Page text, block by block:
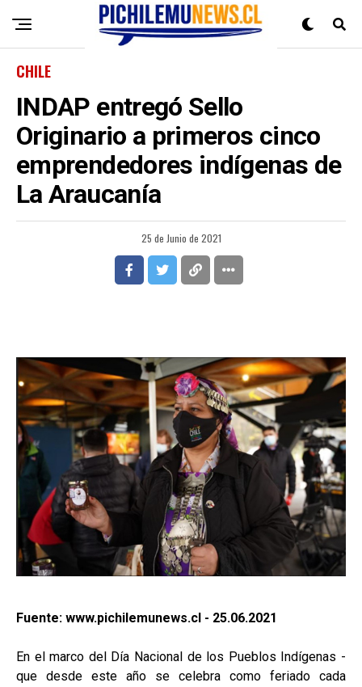
CHILE
INDAP entregó Sello
Originario a primeros cinco
emprendedores indígenas de
La Araucanía
25 de Junio de 2021
Fuente: www.pichilemunews.cl - 25.06.2021
En el marco del Día Nacional de los Pueblos Indígenas -
que desde este año se celebra como feriado cada